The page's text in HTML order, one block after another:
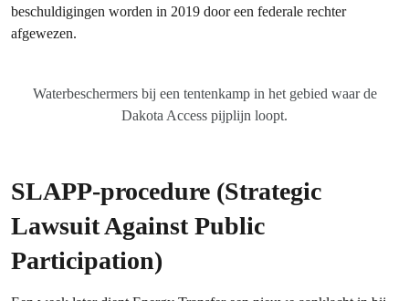
beschuldigingen worden in 2019 door een federale rechter
afgewezen.
Waterbeschermers bij een tentenkamp in het gebied waar de
Dakota Access pijplijn loopt.
SLAPP-procedure (Strategic
Lawsuit Against Public
Participation)